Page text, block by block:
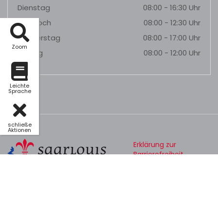
Zoom
Leichte
Sprache
schließe
Aktionen
Dienstag
08:00 - 16:30 Uhr
Mittwoch
08:00 - 12:30 Uhr
Donnerstag
08:00 - 17:00 Uhr
Freitag
08:00 - 12:00 Uhr
Erklärung zur
Barrierefreiheit